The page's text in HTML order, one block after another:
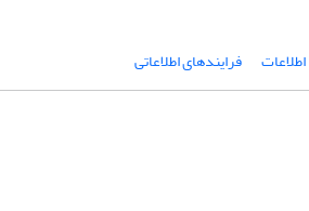
اطلاعات فرایندهای اطلاعاتی